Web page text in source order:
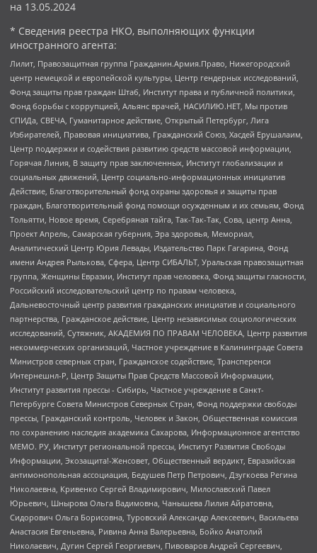
на 13.05.2024
* Сведения реестра НКО, выполняющих функции
иностранного агента:
Лилит, Правозащитная группа Гражданин.Армия.Право, Нижегородский
центр немецкой и европейской культуры, Центр гендерных исследований,
Фонд защиты прав граждан Штаб, Институт права и публичной политики,
Фонд борьбы с коррупцией, Альянс врачей, НАСИЛИЮ.НЕТ, Мы против
СПИДа, СВЕЧА, Гуманитарное действие, Открытый Петербург, Лига
Избирателей, Правовая инициатива, Гражданский Союз, Хасдей Ерушалаим,
Центр поддержки и содействия развитию средств массовой информации,
Горячая Линия, В защиту прав заключенных, Институт глобализации и
социальных движений, Центр социально-информационных инициатив
Действие, Благотворительный фонд охраны здоровья и защиты прав
граждан, Благотворительный фонд помощи осужденным и их семьям, Фонд
Тольятти, Новое время, Серебряная тайга, Так-Так-Так, Сова, центр Анна,
Проект Апрель, Самарская губерния, Эра здоровья, Мемориал,
Аналитический Центр Юрия Левады, Издательство Парк Гагарина, Фонд
имени Андрея Рылькова, Сфера, Центр СИБАЛЬТ, Уральская правозащитная
группа, Женщины Евразии, Институт прав человека, Фонд защиты гласности,
Российский исследовательский центр по правам человека,
Дальневосточный центр развития гражданских инициатив и социального
партнерства, Гражданское действие, Центр независимых социологических
исследований, Сутяжник, АКАДЕМИЯ ПО ПРАВАМ ЧЕЛОВЕКА, Центр развития
некоммерческих организаций, Частное учреждение в Калининграде Совета
Министров северных стран, Гражданское содействие, Трансперенси
Интернешнл-Р, Центр Защиты Прав Средств Массовой Информации,
Институт развития прессы - Сибирь, Частное учреждение в Санкт-
Петербурге Совета Министров Северных Стран, Фонд поддержки свободы
прессы, Гражданский контроль, Человек и Закон, Общественная комиссия
по сохранению наследия академика Сахарова, Информационное агентство
МЕМО. РУ, Институт региональной прессы, Институт Развития Свободы
Информации, Экозащита!-Женсовет, Общественный вердикт, Евразийская
антимонопольная ассоциация, Бедушев Петр Петрович, Дзугкоева Регина
Николаевна, Кривенко Сергей Владимирович, Милославский Павел
Юрьевич, Шнырова Ольга Вадимовна, Чанышева Лилия Айратовна,
Сидорович Ольга Борисовна, Туровский Александр Алексеевич, Васильева
Анастасия Евгеньевна, Ривина Анна Валерьевна, Бойко Анатолий
Николаевич, Дугин Сергей Георгиевич, Пивоваров Андрей Сергеевич,